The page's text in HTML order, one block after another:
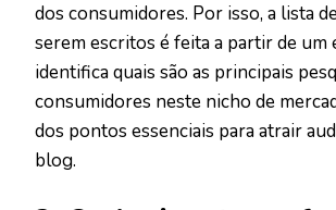
dos consumidores. Por isso, a lista
serem escritos é feita a partir de um
identifica quais são as principais
consumidores neste nicho de
dos pontos essenciais para atrair
blog.